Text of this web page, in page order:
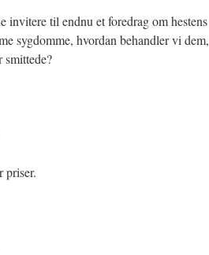
invitere til endnu et foredrag om hestens
sygdomme, hvordan behandler vi dem,
smittede?
priser.